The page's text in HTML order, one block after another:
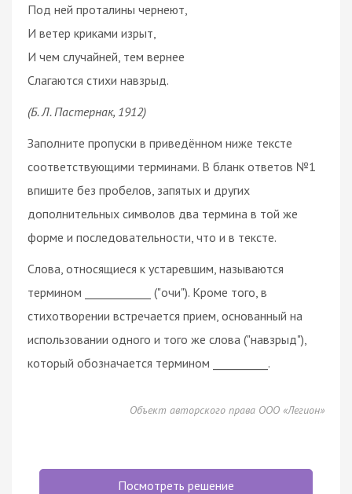
Под ней проталины чернеют,
И ветер криками изрыт,
И чем случайней, тем вернее
Слагаются стихи навзрыд.
(Б. Л. Пастернак, 1912)
Заполните пропуски в приведённом ниже тексте
соответствующими терминами. В бланк ответов №1
впишите без пробелов, запятых и других
дополнительных символов два термина в той же
форме и последовательности, что и в тексте.
Слова, относящиеся к устаревшим, называются
термином ____________ ("очи"). Кроме того, в
стихотворении встречается прием, основанный на
использовании одного и того же слова ("навзрыд"),
который обозначается термином __________.
Объект авторского права ООО «Легион»
Посмотреть решение